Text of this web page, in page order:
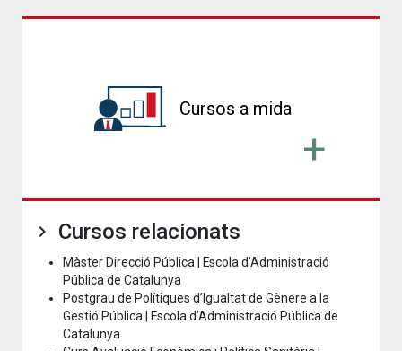
Cursos a mida
Cursos relacionats
Màster Direcció Pública | Escola d’Administració
Pública de Catalunya
Postgrau de Polítiques d’Igualtat de Gènere a la
Gestió Pública | Escola d’Administració Pública de
Catalunya